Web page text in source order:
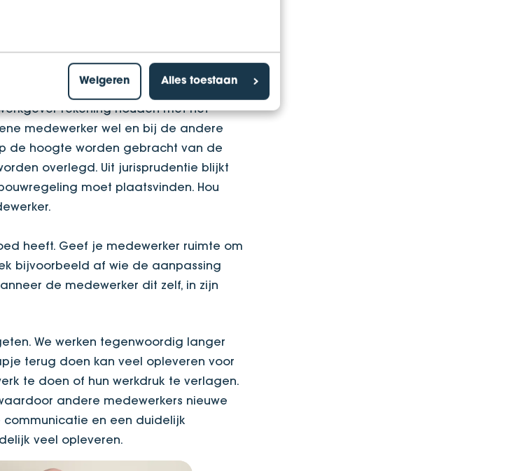
Weigeren Alles toestaan
de medewerker is besproken en dat
bijvoorbeeld via een
etc. schriftelijk vast te leggen.
rekening houden met het
medewerker wel en bij de andere
de hoogte worden gebracht van de
overlegd. Uit jurisprudentie blijkt
moet plaatsvinden. Hou
heeft. Geef je medewerker ruimte om
bijvoorbeeld af wie de aanpassing
de medewerker dit zelf, in zijn
We werken tegenwoordig langer
terug doen kan veel opleveren voor
te doen of hun werkdruk te verlagen.
andere medewerkers nieuwe
en een duidelijk
veel opleveren.